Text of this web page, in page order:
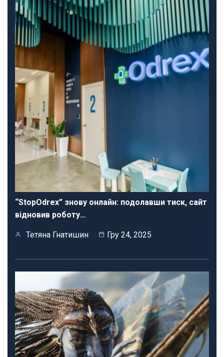
“StopOdrex” знову онлайн: подолавши тиск, сайт
відновив роботу…
Тетяна Гнатишин Гру 24, 2025